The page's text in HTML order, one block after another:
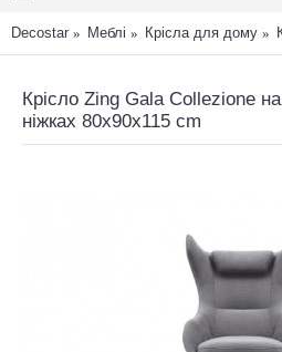
Decostar Меблі Крісла для дому
Крісло Zing Gala Collezione
ніжках 80x90x115 cm